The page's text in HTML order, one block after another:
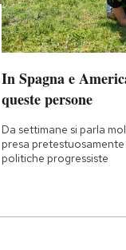
In Spagna e
queste persone
Da settimane si parla
presa
politiche progressiste